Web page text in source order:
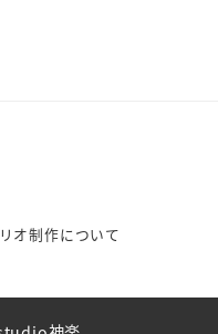
オ制作について